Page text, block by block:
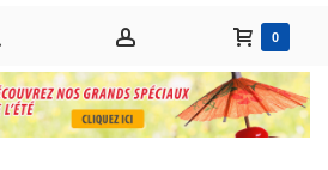
00 items